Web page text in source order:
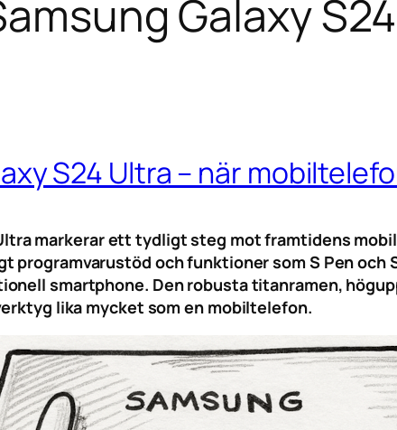
Galaxy
S24 Ultra – när
markerar ett tydligt steg mot framtidens
programvarustöd och funktioner som S Pen och
smartphone. Den robusta titanramen,
lika mycket som en mobiltelefon.